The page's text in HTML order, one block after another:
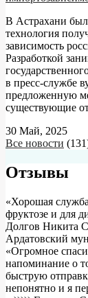
В Астрахани
технология
зависимость
Разработкой
в пресс-службе
предложенную
существующие
30 Май, 2025
Все новости
Отзывы
«Хорошая
фруктозе и для
Долгов Никита
Ардатовский
«Огромное
напоминание о
быструю
непонятно и я